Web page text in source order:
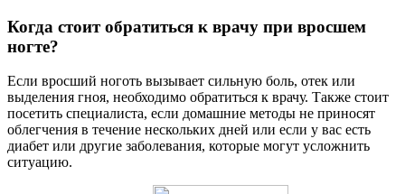
Когда стоит обратиться к врачу при вросшем
ногте?
Если вросший ноготь вызывает сильную боль, отек или
выделения гноя, необходимо обратиться к врачу. Также стоит
посетить специалиста, если домашние методы не приносят
облегчения в течение нескольких дней или если у вас есть
диабет или другие заболевания, которые могут усложнить
ситуацию.